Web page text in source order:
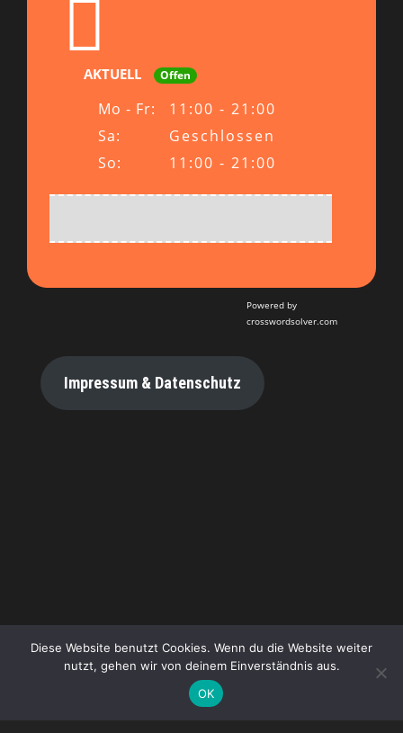
AKTUELL Offen
Mo - Fr:
11:00 - 21:00
Sa:
Geschlossen
So:
11:00 - 21:00
Powered by
crosswordsolver.com
Impressum & Datenschutz
Diese Website benutzt Cookies. Wenn du die Website weiter
nutzt, gehen wir von deinem Einverständnis aus.
OK